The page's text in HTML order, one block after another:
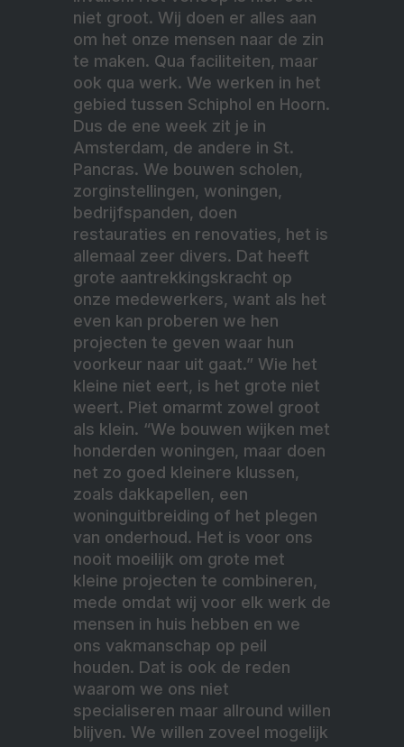
niet groot. Wij doen er alles aan
om het onze mensen naar de zin
te maken. Qua faciliteiten, maar
ook qua werk. We werken in het
gebied tussen Schiphol en Hoorn.
Dus de ene week zit je in
Amsterdam, de andere in St.
Pancras. We bouwen scholen,
zorginstellingen, woningen,
bedrijfspanden, doen
restauraties en renovaties, het is
allemaal zeer divers. Dat heeft
grote aantrekkingskracht op
onze medewerkers, want als het
even kan proberen we hen
projecten te geven waar hun
voorkeur naar uit gaat.” Wie het
kleine niet eert, is het grote niet
weert. Piet omarmt zowel groot
als klein. “We bouwen wijken met
honderden woningen, maar doen
net zo goed kleinere klussen,
zoals dakkapellen, een
woninguitbreiding of het plegen
van onderhoud. Het is voor ons
nooit moeilijk om grote met
kleine projecten te combineren,
mede omdat wij voor elk werk de
mensen in huis hebben en we
ons vakmanschap op peil
houden. Dat is ook de reden
waarom we ons niet
specialiseren maar allround willen
blijven. We willen zoveel mogelijk